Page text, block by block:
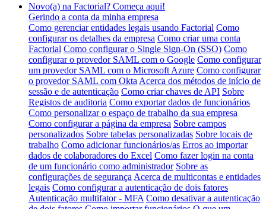
Novo(a) na Factorial? Começa aqui!
Gerindo a conta da minha empresa
Como gerenciar entidades legais usando Factorial Como
configurar os detalhes da empresa Como criar uma conta
Factorial Como configurar o Single Sign-On (SSO) Como
configurar o provedor SAML com o Google Como configurar
um provedor SAML com o Microsoft Azure Como configurar
o provedor SAML com Okta Acerca dos métodos de início de
sessão e de autenticação Como criar chaves de API Sobre
Registos de auditoria Como exportar dados de funcionários
Como personalizar o espaço de trabalho da sua empresa
Como configurar a página da empresa Sobre campos
personalizados Sobre tabelas personalizadas Sobre locais de
trabalho Como adicionar funcionários/as Erros ao importar
dados de colaboradores do Excel Como fazer login na conta
de um funcionário como administrador Sobre as
configurações de segurança Acerca de multicontas e entidades
legais Como configurar a autenticação de dois fatores
Autenticação multifator - MFA Como desativar a autenticação